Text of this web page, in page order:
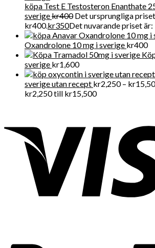
köpa Test E Testosteron Enanthate
sverigekr400 Det ursprungliga
kr400.kr350Det nuvarande priset
Oxandrolone 10 mg i sverige kr400
sverige kr1,600
sverige utan recept kr2,250 – kr
kr2,250 till kr15,500